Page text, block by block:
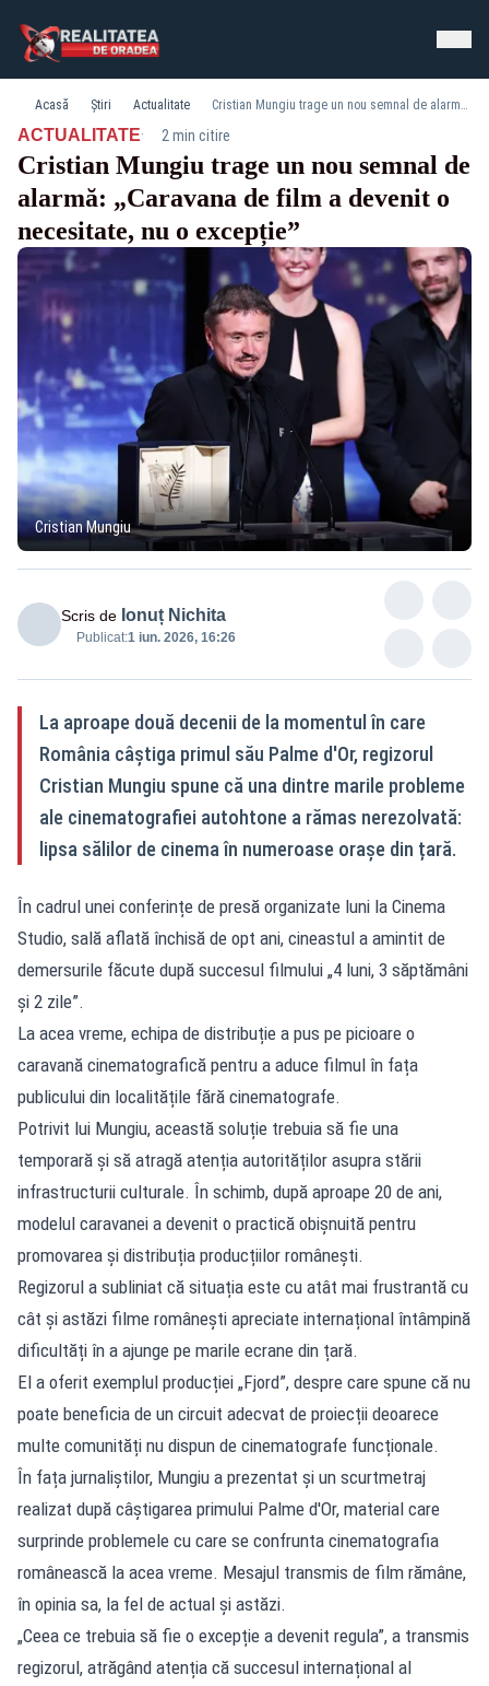
Acasă Știri Actualitate Cristian Mungiu trage un nou semnal de alarmă: „Caravana de film a devenit o necesitate, nu o excepție”
ACTUALITATE· 2 min citire
Cristian Mungiu trage un nou semnal de
alarmă: „Caravana de film a devenit o
necesitate, nu o excepție”
Cristian Mungiu
Scris de Ionuț Nichita
Publicat:1 iun. 2026, 16:26
La aproape două decenii de la momentul în care
România câștiga primul său Palme d'Or, regizorul
Cristian Mungiu spune că una dintre marile probleme
ale cinematografiei autohtone a rămas nerezolvată:
lipsa sălilor de cinema în numeroase orașe din țară.
În cadrul unei conferințe de presă organizate luni la Cinema
Studio, sală aflată închisă de opt ani, cineastul a amintit de
demersurile făcute după succesul filmului „4 luni, 3 săptămâni
și 2 zile”.
La acea vreme, echipa de distribuție a pus pe picioare o
caravană cinematografică pentru a aduce filmul în fața
publicului din localitățile fără cinematografe.
Potrivit lui Mungiu, această soluție trebuia să fie una
temporară și să atragă atenția autorităților asupra stării
infrastructurii culturale. În schimb, după aproape 20 de ani,
modelul caravanei a devenit o practică obișnuită pentru
promovarea și distribuția producțiilor românești.
Regizorul a subliniat că situația este cu atât mai frustrantă cu
cât și astăzi filme românești apreciate internațional întâmpină
dificultăți în a ajunge pe marile ecrane din țară.
El a oferit exemplul producției „Fjord”, despre care spune că nu
poate beneficia de un circuit adecvat de proiecții deoarece
multe comunități nu dispun de cinematografe funcționale.
În fața jurnaliștilor, Mungiu a prezentat și un scurtmetraj
realizat după câștigarea primului Palme d'Or, material care
surprinde problemele cu care se confrunta cinematografia
românească la acea vreme. Mesajul transmis de film rămâne,
în opinia sa, la fel de actual și astăzi.
„Ceea ce trebuia să fie o excepție a devenit regula”, a transmis
regizorul, atrăgând atenția că succesul internațional al